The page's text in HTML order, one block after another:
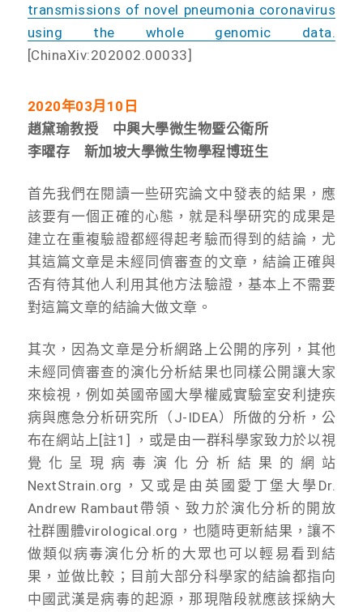
transmissions of novel pneumonia coronavirus
using the whole genomic data.
[ChinaXiv:202002.00033]
2020年03月10日
趙黛瑜教授 中興大學微生物暨公衛所
李曜存 新加坡大學微生物學程博班生
首先我們在閱讀一些研究論文中發表的結果，應
該要有一個正確的心態，就是科學研究的成果是
建立在重複驗證都經得起考驗而得到的結論，尤
其這篇文章是未經同儕審查的文章，結論正確與
否有待其他人利用其他方法驗證，基本上不需要
對這篇文章的結論大做文章。
其次，因為文章是分析網路上公開的序列，其他
未經同儕審查的演化分析結果也同樣公開讓大家
來檢視，例如英國帝國大學權威實驗室安利捷疾
病與應急分析研究所（J-IDEA）所做的分析，公
布在網站上[註1] ，或是由一群科學家致力於以視
覺化呈現病毒演化分析結果的網站
NextStrain.org，又或是由英國愛丁堡大學Dr.
Andrew Rambaut帶領、致力於演化分析的開放
社群團體virological.org，也隨時更新結果，讓不
做類似病毒演化分析的大眾也可以輕易看到結
果，並做比較；目前大部分科學家的結論都指向
中國武漢是病毒的起源，那現階段就應該採納大